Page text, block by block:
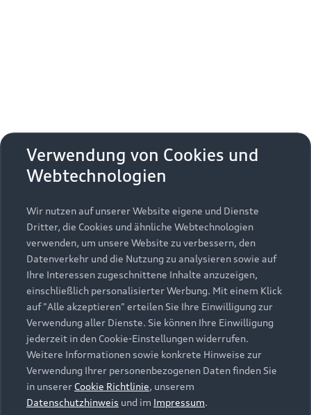
Zurück nach oben
Modelle
Alle Modelle
Modelle vergleichen
Elektromodelle
Plug-in-Hybride
Kaufen & leasen
Neuwagensuche
Gebrauchtwagensuche
Gebrauchtwagen
Finanzierung
Aktionen & Angebote
Geschäftskunden
Service & Zubehör
Saisonale Angebote
Audi Services
Garantie
Audi digital services
myAudi
Support
Kundenservice
Händlersuche
Audi Code
Über Audi
Unternehmen
Karriere
Verwendung von Cookies und
Webtechnologien
Wir nutzen auf unserer Website eigene und Dienste
Dritter, die Cookies und ähnliche Webtechnologien
verwenden, um unsere Website zu verbessern, den
Datenverkehr und die Nutzung zu analysieren sowie auf
Ihre Interessen zugeschnittene Inhalte anzuzeigen,
einschließlich personalisierter Werbung. Mit einem Klick
auf "Alle akzeptieren" erteilen Sie Ihre Einwilligung zur
Verwendung aller Dienste. Sie können Ihre Einwilligung
jederzeit in den Cookie-Einstellungen widerrufen.
Weitere Informationen sowie konkrete Hinweise zur
Verwendung Ihrer personenbezogenen Daten finden Sie
in unserer Cookie Richtlinie, unserem
Datenschutzhinweis und im Impressum.